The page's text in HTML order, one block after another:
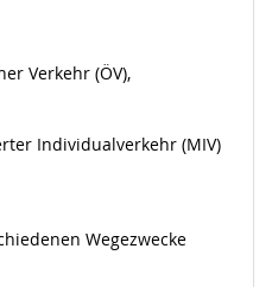
Verkehr (ÖV),
Individualverkehr (MIV)
Wegezwecke